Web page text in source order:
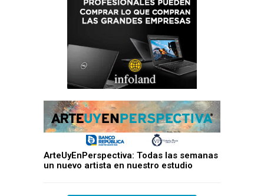
ArteUyEnPerspectiva: Todas las semanas
un nuevo artista en nuestro estudio